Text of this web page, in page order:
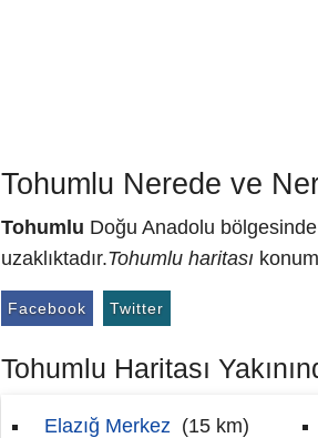
Tohumlu Nerede ve
Tohumlu Doğu Anadolu
uzaklıktadır.Tohumlu haritası
Facebook Twitter
Tohumlu Haritası
Elazığ Merkez (15 km)